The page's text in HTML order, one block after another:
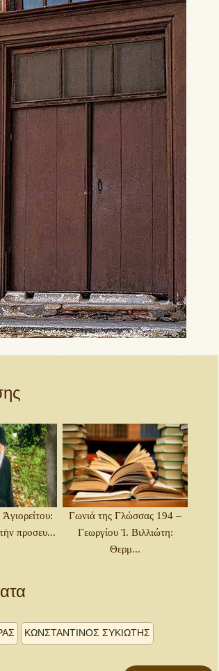
προσευ...
Γωνιά της Γλώσσας 194 –
Γεωργίου Ἰ. Βιλλιώτη:
Θερμ...
ΚΩΝΣΤΑΝΤΙΝΟΣ ΣΥΚΙΩΤΗΣ